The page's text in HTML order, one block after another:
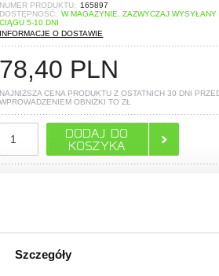
Szczegóły
NUMER PRODUKTU:
165897
DOSTĘPNOŚĆ: W MAGAZYNIE. ZAZWYCZAJ WYSYŁANY
CIĄGU 5-10 DNI
INFORMACJE O DOSTAWIE
78,40 PLN
NAJNIŻSZA CENA PRODUKTU Z OSTATNICH 30 DNI
WPROWADZENIEM OBNIŻKI TOZŁ